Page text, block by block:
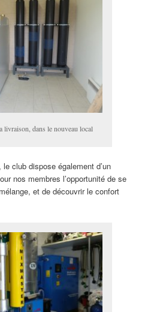
livraison, dans le nouveau local
club dispose également d’un
nos membres l’opportunité de se
et de découvrir le confort